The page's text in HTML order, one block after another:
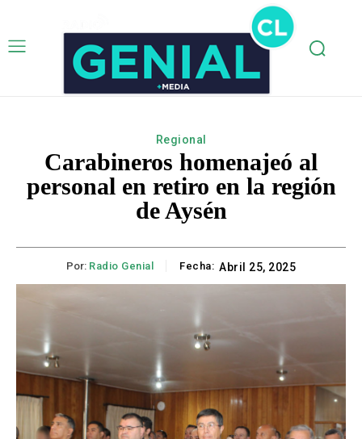
Regional
Carabineros homenajeó al
personal en retiro en la región
de Aysén
Por: Radio Genial Fecha: Abril 25, 2025